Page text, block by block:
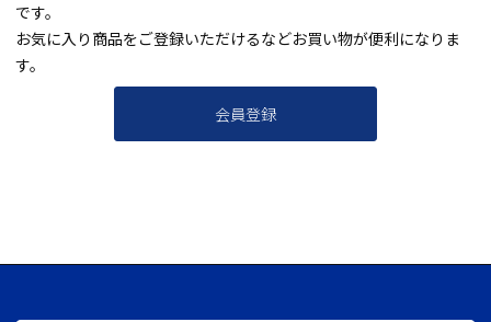
です。
お気に入り商品をご登録いただけるなどお買い物が便利になりま
す。
会員登録